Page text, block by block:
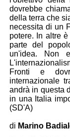
dovrebbe
della terra che
necessita di un
potere. In altre
parte del
un'idea. Non
Fronti e
internazionale
andrà in questa
in una Italia
(SD'A)
di Marino